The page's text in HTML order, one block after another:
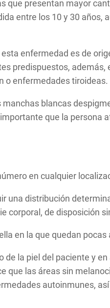
que presentan mayor
entre los 10 y 30 años,
enfermedad es de
predispuestos, además,
o enfermedades tiroideas.
blancas
que la persona
en cualquier
una distribución
corporal, de disposición
en la que quedan
la piel del paciente y
que las áreas sin
autoinmunes,